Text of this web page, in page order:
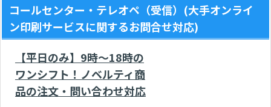
コールセンター・テレオペ（受信）(大手オンライ
ン印刷サービスに関するお問合せ対応)
【平日のみ】9時～18時の
ワンシフト！ノベルティ商
品の注文・問い合わせ対応